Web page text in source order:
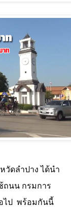
วัดลำปาง ได้นำ
ถนน กรมการ
ไป พร้อมกันนี้